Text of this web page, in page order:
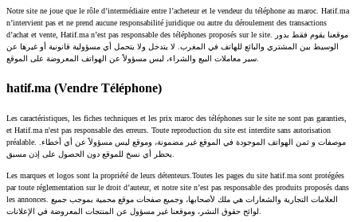
Notre site ne joue que le rôle d’intermédiaire entre l’acheteur et le vendeur du téléphone au maroc. Hatif.ma
n’intervient pas et ne prend aucune responsabilité juridique ou autre du déroulement des transactions
d’achat et vente, Hatif.ma n’est pas responsable des téléphones proposés sur le site. موقعنا يقوم فقط بدور
الوسيط بين المشتري والبائع للهاتف في المغرب. لا يتدخل ولا يتحمل أي مسؤولية قانونية أو غيرها عن
hatif.ma (Vendre Téléphone)
Les caractéristiques, les fiches techniques et les prix maroc des téléphones sur le site ne sont pas garanties,
et Hatif.ma n'est pas responsable des erreurs. Toute reproduction du site est interdite sans autorisation
préalable. موصفات و ثمن الهواتف الموجودة في الموقع غير مضمونة، وموقع ليس مسؤولاً عن أي أخطاء.
Les marques et logos sont la propriété de leurs détenteurs.Toutes les pages du site hatif.ma sont protégées
par toute réglementation sur le droit d’auteur, et notre site n’est pas responsable des produits proposés dans
les annonces. العلامات التجارية والشعارات هي ملك لأصحابها، وجميع صفحات موقع محمية بموجب جميع